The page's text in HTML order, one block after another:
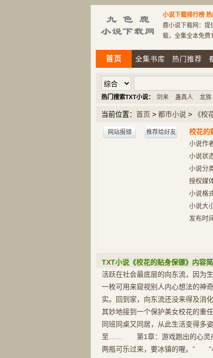
小说下载排行榜
鹿小说下载网：提
载，全集全本免费
首页 全集书库 热门推荐
热门搜索TXT小说： 剑来 蛊真人 龙族
当前位置： 首页 > 都市小说 > 《校
网站报错 推荐给好友 校花的
小说作
小说状
小说分
授权媒
小说格
小说大
发布时
TXT小说《校花的贴身保镖》内容
活跃在社会最底层的向东流，因为
一枚可用来窥视别人内心想法的神
实。回到家，向东流还没来得及消
其妙地接到一个保护美女校花的重
同班同桌又同居，从此生活变得多
至…… 第1章：游戏跑出的心灵
两瓶可乐过来，要冰镇的喔。” “